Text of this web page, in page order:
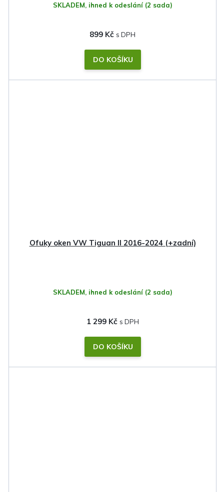
SKLADEM, ihned k odeslání (2 sada)
899 Kč
DO KOŠÍKU
Ofuky oken VW Tiguan II 2016-2024 (+zadní)
SKLADEM, ihned k odeslání (2 sada)
1 299 Kč
DO KOŠÍKU